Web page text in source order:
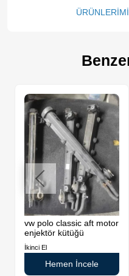
vw polo classic aft motor
enjektör kütüğü
İkinci El
Hemen İncele